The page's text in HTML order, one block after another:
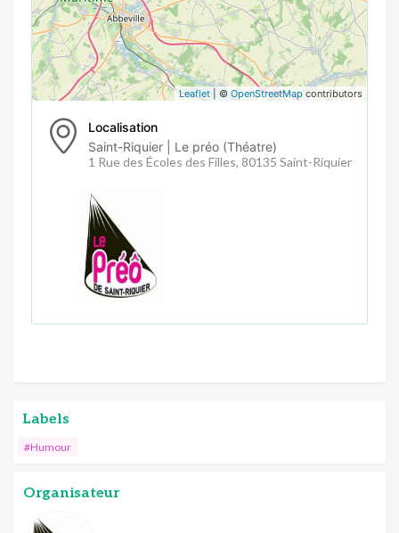
Leaflet | © OpenStreetMap contributors
Localisation
Saint-Riquier | Le préo (Théatre)
1 Rue des Écoles des Filles, 80135 Saint-Riquier
Labels
#Humour
Organisateur